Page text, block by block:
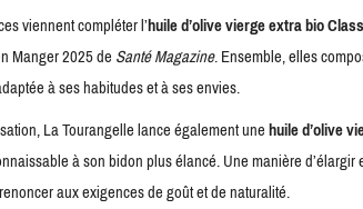
viennent compléter l’huile d’olive vierge extra bio
Manger 2025 deSanté Magazine. Ensemble, elles
à ses habitudes et à ses envies.
La Tourangelle lance également unehuile d’olive
à son bidon plus élancé. Une manière d’élargir
aux exigences de goût et de naturalité.